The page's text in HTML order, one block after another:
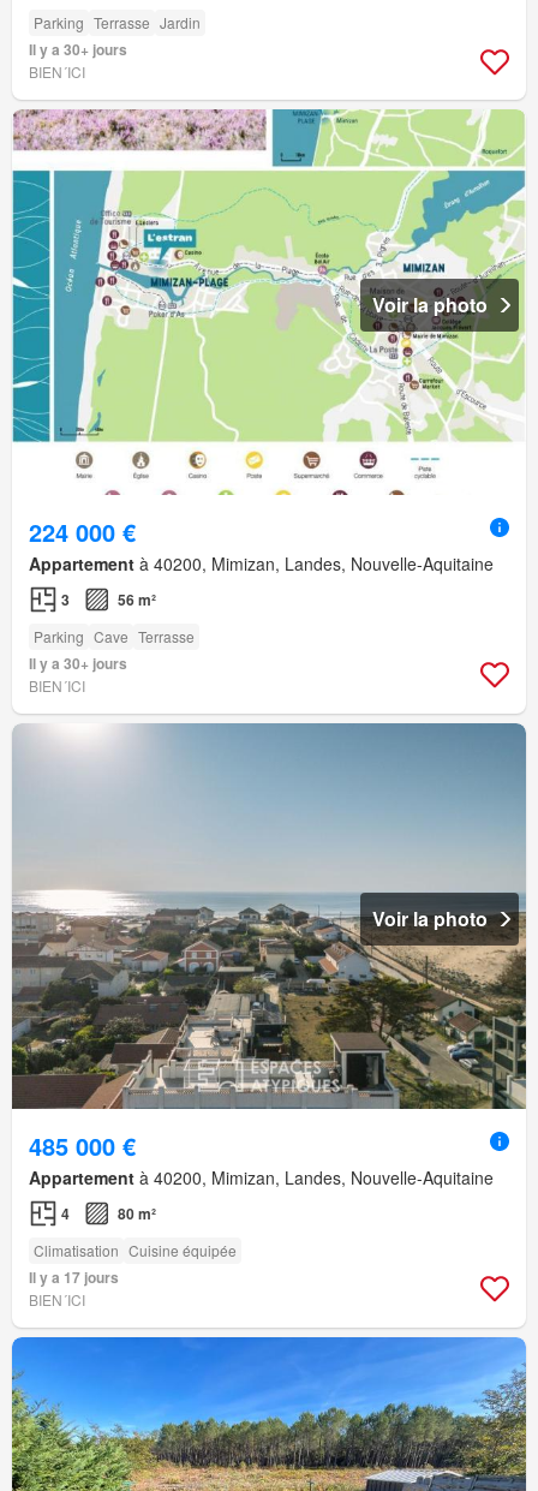
Parking Terrasse Jardin
Il y a 30+ jours
BIEN´ICI
Voir la photo
224 000 €
Appartement à 40200, Mimizan, Landes, Nouvelle-Aquitaine
3 56 m²
Parking Cave Terrasse
Il y a 30+ jours
BIEN´ICI
Voir la photo
485 000 €
Appartement à 40200, Mimizan, Landes, Nouvelle-Aquitaine
4 80 m²
Climatisation Cuisine équipée
Il y a 17 jours
BIEN´ICI